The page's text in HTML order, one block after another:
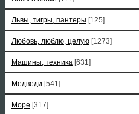
Львы, тигры, пантеры [125]
Любовь, люблю, целую [1273]
Машины, техника [631]
Медведи [541]
Море [317]